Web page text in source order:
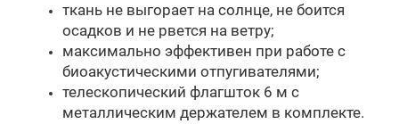
ткань не выгорает на солнце, не боится
осадков и не рвется на ветру;
максимально эффективен при работе с
биоакустическими отпугивателями;
телескопический флагшток 6 м с
металлическим держателем в комплекте.